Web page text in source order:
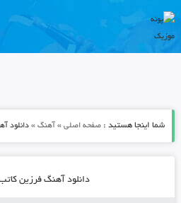
شما اینجا هستید : صفحه اصلی» آهنگ» دانلود
دانلود آهنگ فرزین